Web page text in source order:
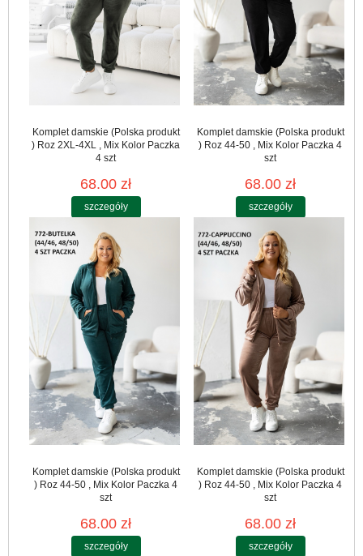
Komplet damskie (Polska produkt
) Roz 2XL-4XL , Mix Kolor Paczka
4 szt
68.00 zł
szczegóły
Komplet damskie (Polska produkt
) Roz 44-50 , Mix Kolor Paczka 4
szt
68.00 zł
szczegóły
Komplet damskie (Polska produkt
) Roz 44-50 , Mix Kolor Paczka 4
szt
68.00 zł
szczegóły
Komplet damskie (Polska produkt
) Roz 44-50 , Mix Kolor Paczka 4
szt
68.00 zł
szczegóły